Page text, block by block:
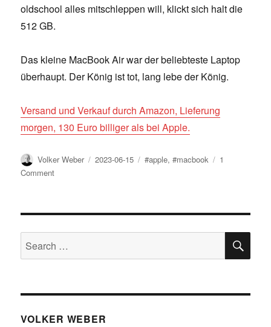
oldschool alles mitschleppen will, klickt sich halt die
512 GB.
Das kleine MacBook Air war der beliebteste Laptop
überhaupt. Der König ist tot, lang lebe der König.
Versand und Verkauf durch Amazon, Lieferung
morgen, 130 Euro billiger als bei Apple.
Author
Volker Weber
Posted
2023-06-15 Tags
#apple,#macbook
1
Commenton
kaufen
Search
for:
VOLKER WEBER